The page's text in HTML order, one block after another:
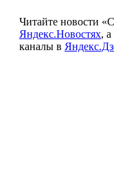
Читайте новости
Яндекс.Новостях,
каналы в